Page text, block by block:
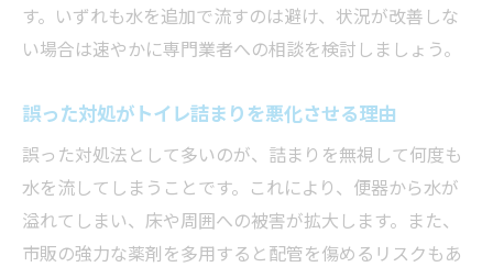
す。いずれも水を追加で流すのは避け、状況が改善しな
い場合は速やかに専門業者への相談を検討しましょう。
誤った対処がトイレ詰まりを悪化させる理由
誤った対処法として多いのが、詰まりを無視して何度も
水を流してしまうことです。これにより、便器から水が
溢れてしまい、床や周囲への被害が拡大します。また、
市販の強力な薬剤を多用すると配管を傷めるリスクもあ